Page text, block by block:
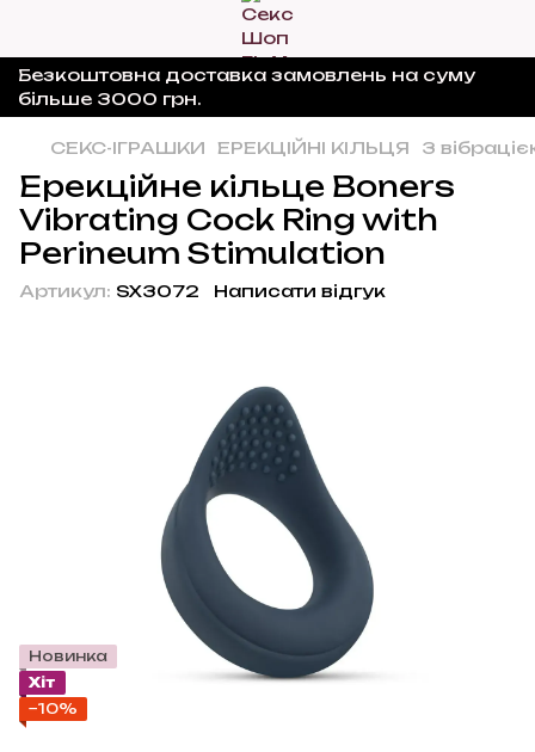
Безкоштовна доставка замовлень на суму
більше 3000 грн.
СЕКС-ІГРАШКИ ЕРЕКЦІЙНІ КІЛЬЦЯ З
Ерекційне кільце Boners
Vibrating Cock Ring with
Perineum Stimulation
Артикул: SX3072 Написати відгук
Новинка
Хіт
−10%